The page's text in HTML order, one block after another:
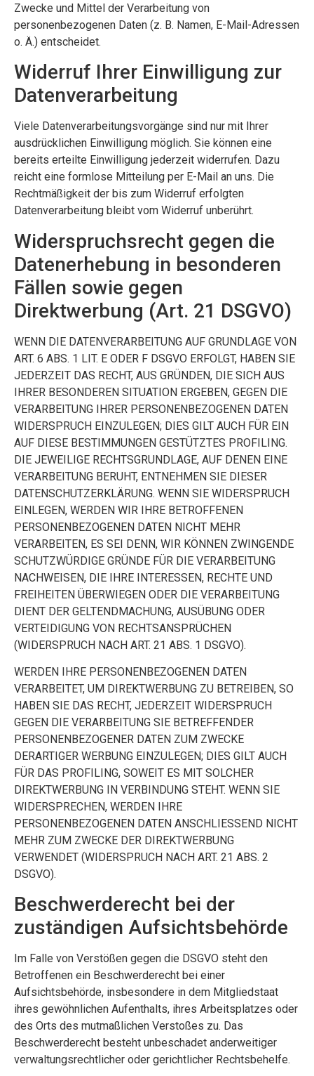
Zwecke und Mittel der Verarbeitung von
personenbezogenen Daten (z. B. Namen, E-Mail-Adressen
o. Ä.) entscheidet.
Widerruf Ihrer Einwilligung zur
Datenverarbeitung
Viele Datenverarbeitungsvorgänge sind nur mit Ihrer
ausdrücklichen Einwilligung möglich. Sie können eine
bereits erteilte Einwilligung jederzeit widerrufen. Dazu
reicht eine formlose Mitteilung per E-Mail an uns. Die
Rechtmäßigkeit der bis zum Widerruf erfolgten
Datenverarbeitung bleibt vom Widerruf unberührt.
Widerspruchsrecht gegen die
Datenerhebung in besonderen
Fällen sowie gegen
Direktwerbung (Art. 21 DSGVO)
WENN DIE DATENVERARBEITUNG AUF GRUNDLAGE VON
ART. 6 ABS. 1 LIT. E ODER F DSGVO ERFOLGT, HABEN SIE
JEDERZEIT DAS RECHT, AUS GRÜNDEN, DIE SICH AUS
IHRER BESONDEREN SITUATION ERGEBEN, GEGEN DIE
VERARBEITUNG IHRER PERSONENBEZOGENEN DATEN
WIDERSPRUCH EINZULEGEN; DIES GILT AUCH FÜR EIN
AUF DIESE BESTIMMUNGEN GESTÜTZTES PROFILING.
DIE JEWEILIGE RECHTSGRUNDLAGE, AUF DENEN EINE
VERARBEITUNG BERUHT, ENTNEHMEN SIE DIESER
DATENSCHUTZERKLÄRUNG. WENN SIE WIDERSPRUCH
EINLEGEN, WERDEN WIR IHRE BETROFFENEN
PERSONENBEZOGENEN DATEN NICHT MEHR
VERARBEITEN, ES SEI DENN, WIR KÖNNEN ZWINGENDE
SCHUTZWÜRDIGE GRÜNDE FÜR DIE VERARBEITUNG
NACHWEISEN, DIE IHRE INTERESSEN, RECHTE UND
FREIHEITEN ÜBERWIEGEN ODER DIE VERARBEITUNG
DIENT DER GELTENDMACHUNG, AUSÜBUNG ODER
VERTEIDIGUNG VON RECHTSANSPRÜCHEN
(WIDERSPRUCH NACH ART. 21 ABS. 1 DSGVO).
WERDEN IHRE PERSONENBEZOGENEN DATEN
VERARBEITET, UM DIREKTWERBUNG ZU BETREIBEN, SO
HABEN SIE DAS RECHT, JEDERZEIT WIDERSPRUCH
GEGEN DIE VERARBEITUNG SIE BETREFFENDER
PERSONENBEZOGENER DATEN ZUM ZWECKE
DERARTIGER WERBUNG EINZULEGEN; DIES GILT AUCH
FÜR DAS PROFILING, SOWEIT ES MIT SOLCHER
DIREKTWERBUNG IN VERBINDUNG STEHT. WENN SIE
WIDERSPRECHEN, WERDEN IHRE
PERSONENBEZOGENEN DATEN ANSCHLIESSEND NICHT
MEHR ZUM ZWECKE DER DIREKTWERBUNG
VERWENDET (WIDERSPRUCH NACH ART. 21 ABS. 2
DSGVO).
Beschwerderecht bei der
zuständigen Aufsichtsbehörde
Im Falle von Verstößen gegen die DSGVO steht den
Betroffenen ein Beschwerderecht bei einer
Aufsichtsbehörde, insbesondere in dem Mitgliedstaat
ihres gewöhnlichen Aufenthalts, ihres Arbeitsplatzes oder
des Orts des mutmaßlichen Verstoßes zu. Das
Beschwerderecht besteht unbeschadet anderweitiger
verwaltungsrechtlicher oder gerichtlicher Rechtsbehelfe.